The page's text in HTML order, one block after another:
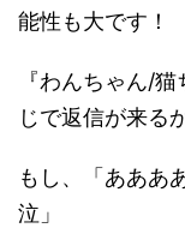
能性も大です！
『わんちゃん/
じで返信が来る
もし、「あああ
泣」